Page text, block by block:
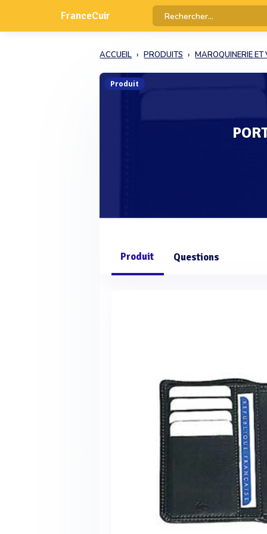
FranceCuir
ACCUEIL PRODUITS MAROQUINERIE ET
Produit
Produit Questions